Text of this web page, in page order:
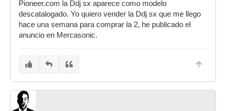
Pioneer.com la Ddj sx aparece como modelo
descatalogado. Yo quiero vender la Ddj sx que me llego
hace una semana para comprar la 2, he publicado el
anuncio en Mercasonic.